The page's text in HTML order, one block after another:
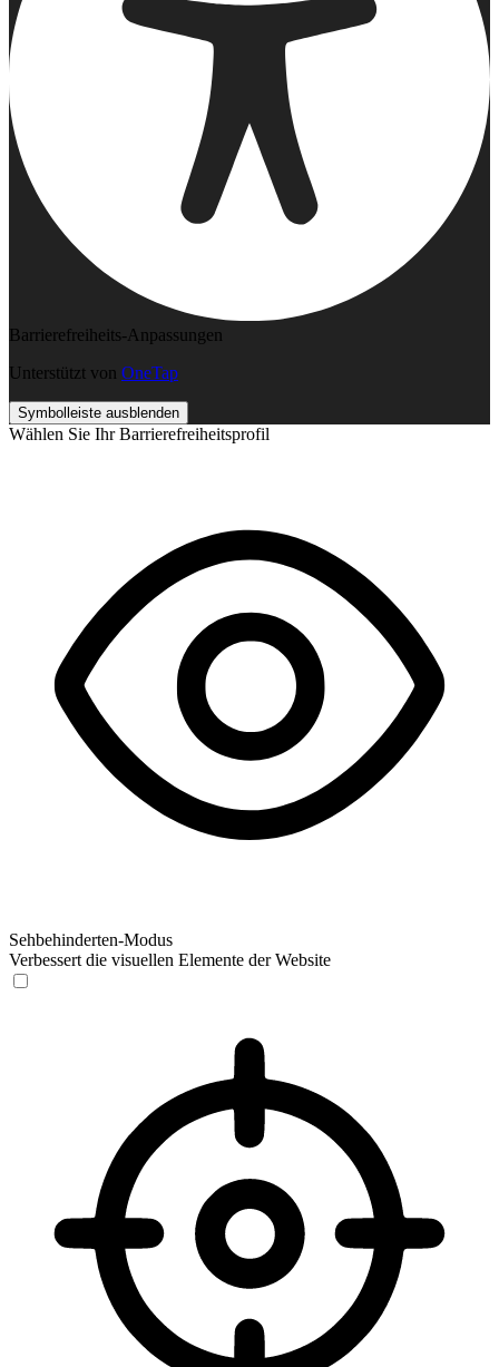
Barrierefreiheits-Anpassungen
Unterstützt von OneTap
Symbolleiste ausblenden
Wählen Sie Ihr Barrierefreiheitsprofil
Sehbehinderten-Modus
Verbessert die visuellen Elemente der Website